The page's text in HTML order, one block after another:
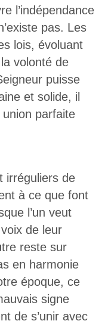
l’indépendance
pas. Les
lois, évoluant
volonté de
puisse
et solide, il
union parfaite
irréguliers de
à ce que font
l’un veut
de leur
reste sur
en harmonie
époque, ce
signe
de s’unir avec